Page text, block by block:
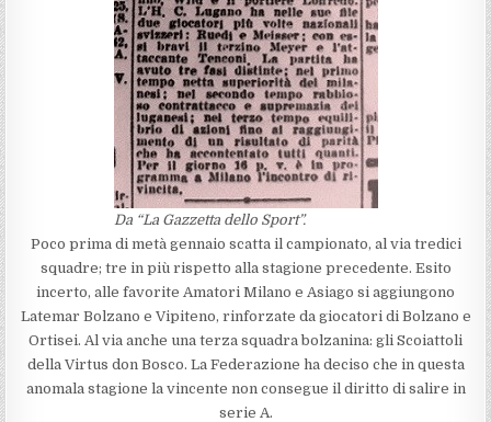
Da “La Gazzetta dello Sport”.
Poco prima di metà gennaio scatta il campionato, al via tredici
squadre; tre in più rispetto alla stagione precedente. Esito
incerto, alle favorite Amatori Milano e Asiago si aggiungono
Latemar Bolzano e Vipiteno, rinforzate da giocatori di Bolzano e
Ortisei. Al via anche una terza squadra bolzanina: gli Scoiattoli
della Virtus don Bosco. La Federazione ha deciso che in questa
anomala stagione la vincente non consegue il diritto di salire in
serie A.